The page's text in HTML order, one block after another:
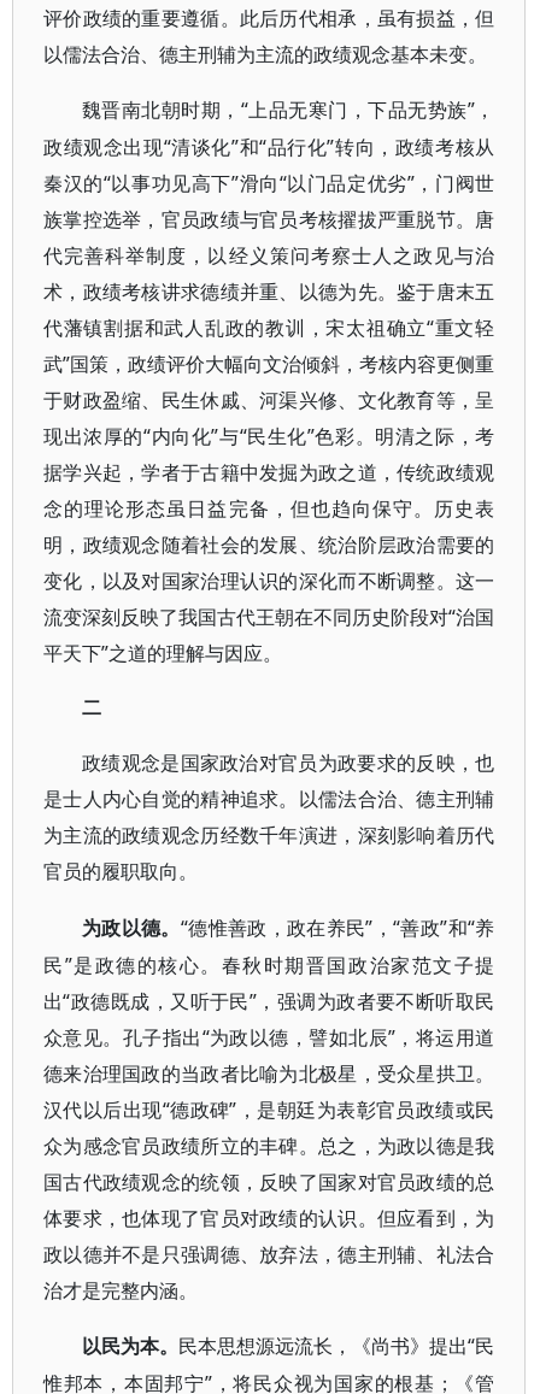
评价政绩的重要遵循。此后历代相承，虽有损益，但
以儒法合治、德主刑辅为主流的政绩观念基本未变。
魏晋南北朝时期， “上品无寒门，下品无势族”，
政绩观念出现“清谈化”和“品行化”转向，政绩考核从
秦汉的“以事功见高下”滑向“以门品定优劣”，门阀世
族掌控选举，官员政绩与官员考核擢拔严重脱节。唐
代完善科举制度，以经义策问考察士人之政见与治
术，政绩考核讲求德绩并重、以德为先。鉴于唐末五
代藩镇割据和武人乱政的教训，宋太祖确立“重文轻
武”国策，政绩评价大幅向文治倾斜，考核内容更侧重
于财政盈缩、民生休戚、河渠兴修、文化教育等，呈
现出浓厚的“内向化”与“民生化”色彩。明清之际，考
据学兴起，学者于古籍中发掘为政之道，传统政绩观
念的理论形态虽日益完备，但也趋向保守。历史表
明，政绩观念随着社会的发展、统治阶层政治需要的
变化，以及对国家治理认识的深化而不断调整。这一
流变深刻反映了我国古代王朝在不同历史阶段对“治国
平天下”之道的理解与因应。
二
政绩观念是国家政治对官员为政要求的反映，也
是士人内心自觉的精神追求。以儒法合治、德主刑辅
为主流的政绩观念历经数千年演进，深刻影响着历代
官员的履职取向。
为政以德。 “德惟善政，政在养民”，“善政”和“养
民”是政德的核心。春秋时期晋国政治家范文子提
出“政德既成，又听于民”，强调为政者要不断听取民
众意见。孔子指出“为政以德，譬如北辰”，将运用道
德来治理国政的当政者比喻为北极星，受众星拱卫。
汉代以后出现“德政碑”，是朝廷为表彰官员政绩或民
众为感念官员政绩所立的丰碑。总之，为政以德是我
国古代政绩观念的统领，反映了国家对官员政绩的总
体要求，也体现了官员对政绩的认识。但应看到，为
政以德并不是只强调德、放弃法，德主刑辅、礼法合
治才是完整内涵。
以民为本。 民本思想源远流长，《尚书》提出“民
惟邦本，本固邦宁”，将民众视为国家的根基；《管